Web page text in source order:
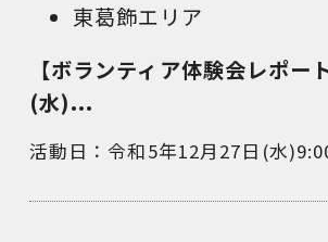
東葛飾エリア
【ボランティア体験会レポー
(水)...
活動日：令和5年12月27日(水